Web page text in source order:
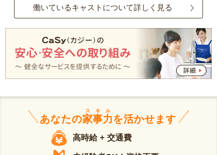
働いているキャストについて詳しく見る
あなたの家事力
スキル
を活かせます
高時給 + 交通費